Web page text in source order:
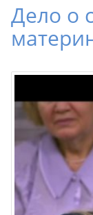
Дело о